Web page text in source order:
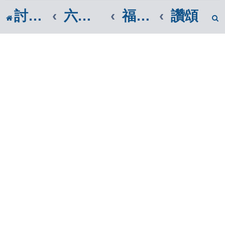
討論區 六、心靈饗宴 福智佛教團體|福智廣論 讚頌